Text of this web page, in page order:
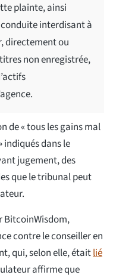
plainte, ainsi
interdisant à
directement ou
non enregistrée,
de « tous les gains mal
indiqués dans le
jugement, des
que le tribunal peut
BitcoinWisdom,
contre le conseiller en
qui, selon elle, étaitlié
affirme que